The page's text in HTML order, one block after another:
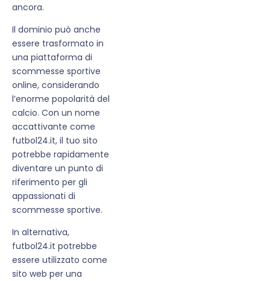
ancora.
Il dominio può anche
essere trasformato in
una piattaforma di
scommesse sportive
online, considerando
l’enorme popolarità del
calcio. Con un nome
accattivante come
futbol24.it, il tuo sito
potrebbe rapidamente
diventare un punto di
riferimento per gli
appassionati di
scommesse sportive.
In alternativa,
futbol24.it potrebbe
essere utilizzato come
sito web per una